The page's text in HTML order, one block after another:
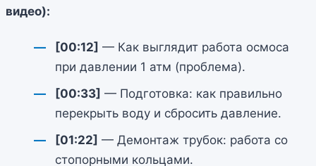
видео):
[00:12] — Как выглядит работа осмоса
при давлении 1 атм (проблема).
[00:33] — Подготовка: как правильно
перекрыть воду и сбросить давление.
[01:22] — Демонтаж трубок: работа со
стопорными кольцами.